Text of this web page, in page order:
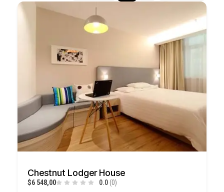
Chestnut Lodger House
$6 548,00 0.0 (0)